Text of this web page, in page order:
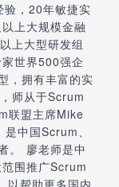
验，20年敏捷实
上大规模金融
上大型研发组
世界500强企
，拥有丰富的实
师从于Scrum
联盟主席Mike
中国Scrum、
。 廖老师是中
围推广Scrum